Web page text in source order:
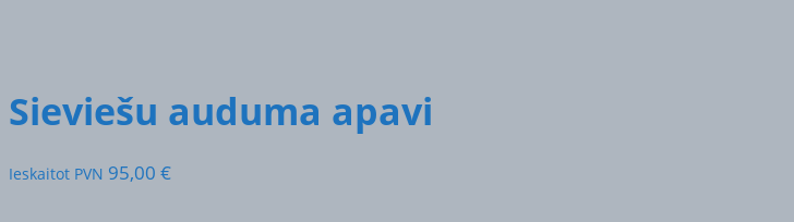
Sieviešu auduma apavi
Ieskaitot PVN 95,00 €